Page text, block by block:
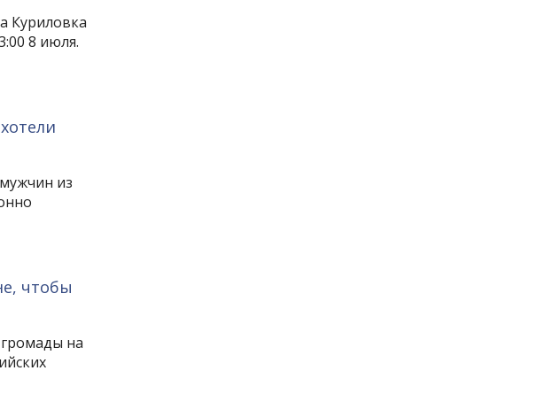
Куриловка
8 июля.
из
чтобы
на